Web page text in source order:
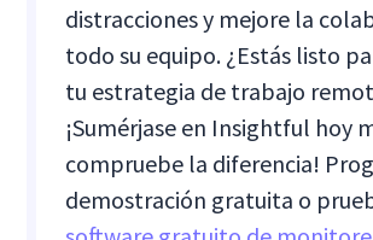
distracciones y mejore la
todo su equipo. ¿Estás listo
tu estrategia de trabajo
¡Sumérjase en Insightful hoy
compruebe la diferencia!
demostración gratuita o